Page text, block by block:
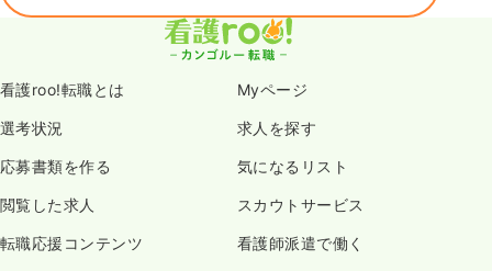
時間 7:00～21:00
月給25万円以上可
時間 8:00～17:00
看護roo!転職とは Myページ
選考状況 求人を探す
応募書類を作る 気になるリスト
閲覧した求人 スカウトサービス
転職応援コンテンツ 看護師派遣で働く